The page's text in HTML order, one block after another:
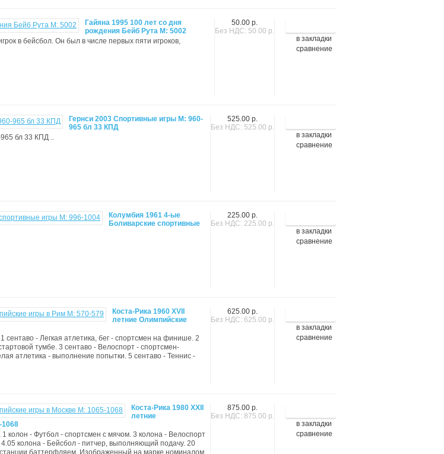
в закладки
сравнение
50.00 р.
Без НДС: 50.00 р.
Гайяна 1995 100 лет со дня
рождения Бейб Рута М: 5002
в бейсбол. Он был в числе первых пяти игроков,
в закладки
сравнение
525.00 р.
Без НДС: 525.00 р.
Гернси 2003 Спортивные игры М: 960-
965 бл 33 КПД
бл 33 КПД ..
в закладки
сравнение
225.00 р.
Без НДС: 225.00 р.
Колумбия 1961 4-ые
Боливарские спортивные
в закладки
сравнение
625.00 р.
Без НДС: 625.00 р.
Коста-Рика 1960 XVII
летние Олимпийские
сентаво - Легкая атлетика, бег - спортсмен на финише. 2
тумбе. 3 сентаво - Велоспорт - спортсмен-
атлетика - выполнение попытки. 5 сентаво - Теннис -
в закладки
сравнение
875.00 р.
Без НДС: 875.00 р.
Коста-Рика 1980 XXII
летние
колон - Футбол - спортсмен с мячом. 3 колона - Велоспорт
колона - Бейсбол - питчер, выполняющий подачу. 20
баттерфляем. Изображенный на марке номиналом